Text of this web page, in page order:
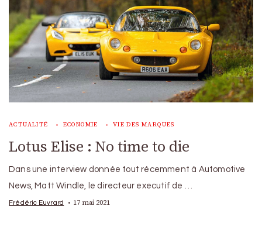
ACTUALITÉ ECONOMIE VIE DES MARQUES
Lotus Elise : No time to die
Dans une interview donnée tout récemment à Automotive
News, Matt Windle, le directeur executif de …
Frédéric Euvrard 17 mai 2021